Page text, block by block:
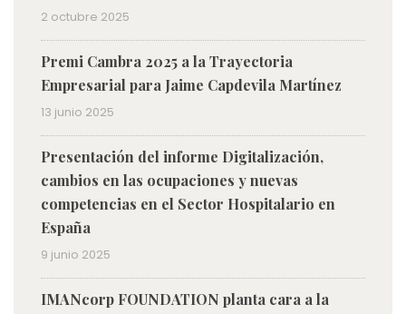
2 octubre 2025
Premi Cambra 2025 a la Trayectoria
Empresarial para Jaime Capdevila Martínez
13 junio 2025
Presentación del informe Digitalización,
cambios en las ocupaciones y nuevas
competencias en el Sector Hospitalario en
España
9 junio 2025
IMANcorp FOUNDATION planta cara a la